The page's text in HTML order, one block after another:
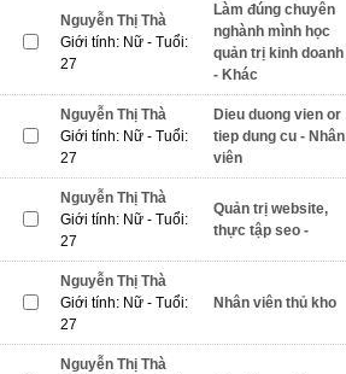
Nguyễn Thị Thà
Giới tính: Nữ - Tuổi:
27
Làm đúng chuyên
nghành mình học
quản trị kinh doanh
- Khác
Nguyễn Thị Thà
Giới tính: Nữ - Tuổi:
27
Dieu duong vien or
tiep dung cu - Nhân
viên
Nguyễn Thị Thà
Giới tính: Nữ - Tuổi:
27
Quản trị website,
thực tập seo -
Nguyễn Thị Thà
Giới tính: Nữ - Tuổi:
27
Nhân viên thủ kho
Nguyễn Thị Thà